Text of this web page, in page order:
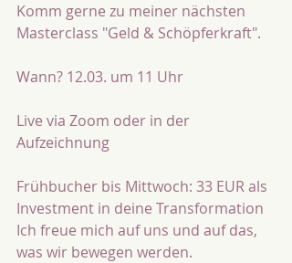
Komm gerne zu meiner nächsten
Masterclass "Geld & Schöpferkraft".
Wann? 12.03. um 11 Uhr
Live via Zoom oder in der
Aufzeichnung
Frühbucher bis Mittwoch: 33 EUR als
Investment in deine Transformation
Ich freue mich auf uns und auf das,
was wir bewegen werden.